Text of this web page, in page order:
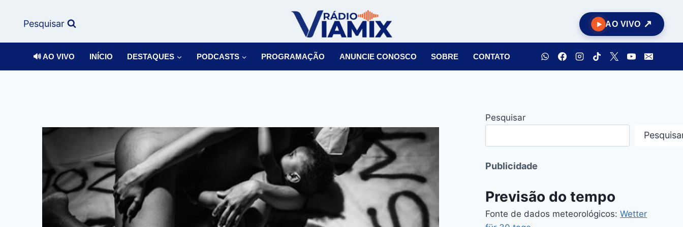
Pesquisar AO VIVO
🔊 AO VIVO INÍCIO DESTAQUES PODCASTS PROGRAMAÇÃO ANUNCIE CONOSCO SOBRE CONTATO
Pesquisar
Publicidade
Previsão do tempo
Fonte de dados meteorológicos:Wetter